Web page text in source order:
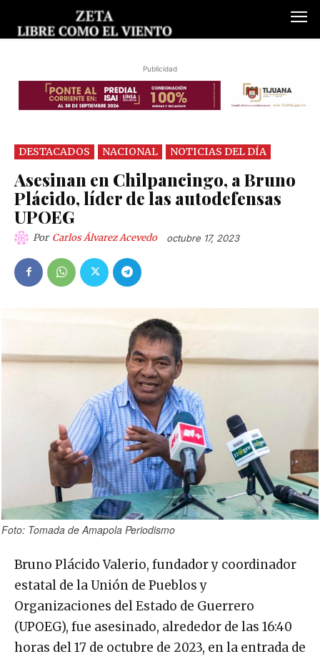
Publicidad
DESTACADOS NACIONAL NOTICIAS DEL DÍA
Asesinan en Chilpancingo, a Bruno
Plácido, líder de las autodefensas
UPOEG
Por Carlos Álvarez Acevedo octubre 17, 2023
Foto: Tomada de Amapola Periodismo
Bruno Plácido Valerio, fundador y coordinador
estatal de la Unión de Pueblos y
Organizaciones del Estado de Guerrero
(UPOEG), fue asesinado, alrededor de las 16:40
horas del 17 de octubre de 2023, en la entrada de